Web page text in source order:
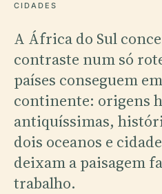
CIDADES
A África do Sul
contraste num só
países conseguem
continente: origens
antiquíssimas,
dois oceanos e
deixam a paisagem
trabalho.